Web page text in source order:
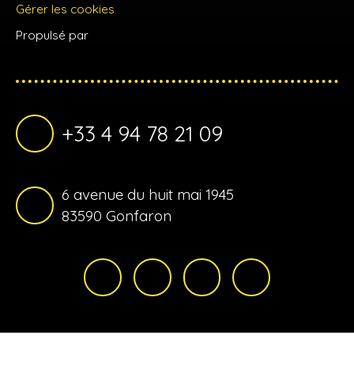
Gérer les cookies
Propulsé par
+33 4 94 78 21 09
6 avenue du huit mai 1945
83590 Gonfaron